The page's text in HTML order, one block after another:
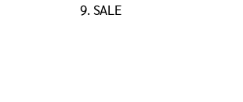
9. SALE